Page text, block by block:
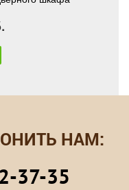
НАМ:
37-35